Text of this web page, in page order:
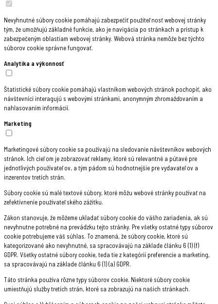
Nevyhnutné súbory cookie pomáhajú zabezpečiť použiteľnosť webovej stránky
tým, že umožňujú základné funkcie, ako je navigácia po stránkach a prístup k
zabezpečeným oblastiam webovej stránky. Webová stránka nemôže bez týchto
súborov cookie správne fungovať.
Analytika a výkonnosť
Štatistické súbory cookie pomáhajú vlastníkom webových stránok pochopiť, ako
návštevníci interagujú s webovými stránkami, anonymným zhromažďovaním a
nahlasovaním informácií.
Marketing
Marketingové súbory cookie sa používajú na sledovanie návštevníkov webových
stránok. Ich cieľom je zobrazovať reklamy, ktoré sú relevantné a pútavé pre
jednotlivých používateľov, a tým pádom sú hodnotnejšie pre vydavateľov a
inzerentov tretích strán.
Súbory cookie sú malé textové súbory, ktoré môžu webové stránky používať na
zefektívnenie používateľského zážitku.
Zákon stanovuje, že môžeme ukladať súbory cookie do vášho zariadenia, ak sú
nevyhnutne potrebné na prevádzku tejto stránky. Pre všetky ostatné typy súborov
cookie potrebujeme váš súhlas. To znamená, že súbory cookie, ktoré sú
kategorizované ako nevyhnutné, sa spracovávajú na základe článku 6 (1) (f)
GDPR. Všetky ostatné súbory cookie, teda tie z kategórií preferencie a marketing,
sa spracovávajú na základe článku 6 (1) (a) GDPR.
Táto stránka používa rôzne typy súborov cookie. Niektoré súbory cookie
umiestňujú služby tretích strán, ktoré sa zobrazujú na našich stránkach.